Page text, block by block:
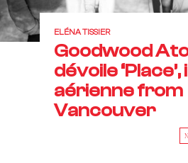
ELÉNA TISSIER
Goodwood
dévoile
aérienne from
Vancouver